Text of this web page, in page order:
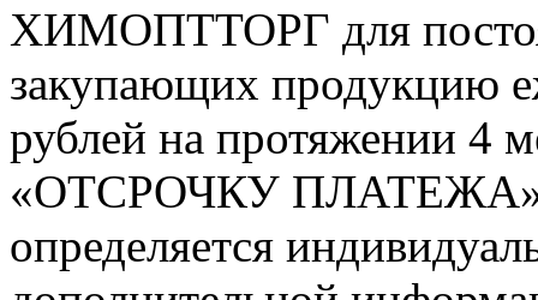
ХИМОПТТОРГ для
закупающих продукцию
рублей на протяжении 4
«ОТСРОЧКУ ПЛАТЕЖА».
определяется